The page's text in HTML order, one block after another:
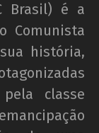
Brasil) é a
Comunista
história,
classe